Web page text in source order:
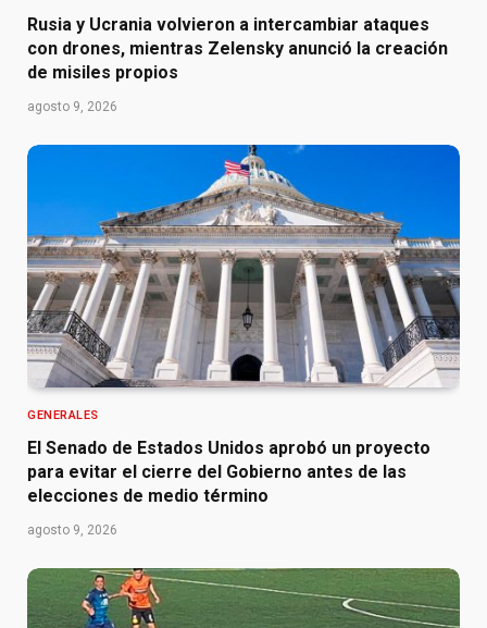
Rusia y Ucrania volvieron a intercambiar ataques
con drones, mientras Zelensky anunció la creación
de misiles propios
agosto 9, 2026
GENERALES
El Senado de Estados Unidos aprobó un proyecto
para evitar el cierre del Gobierno antes de las
elecciones de medio término
agosto 9, 2026